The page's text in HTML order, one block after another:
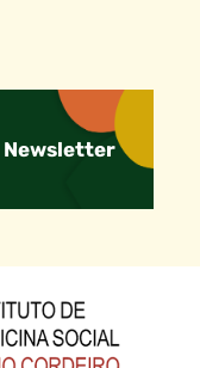
Newsletter